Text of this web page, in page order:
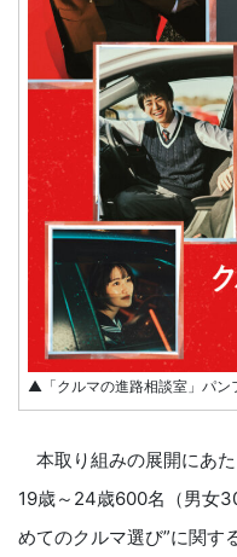
▲「クルマの進路相談室」パン
本取り組みの展開にあ
19歳～24歳600名（男女
めてのクルマ選び”に関す